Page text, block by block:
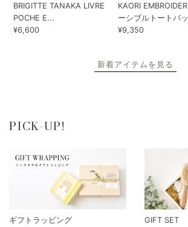
BRIGITTE TANAKA LIVRE
POCHE E...
¥6,600
KAORI
ーシブルトートバ
¥9,350
新着アイテムを見る
PICK-UP!
ギフトラッピング GIFT SET